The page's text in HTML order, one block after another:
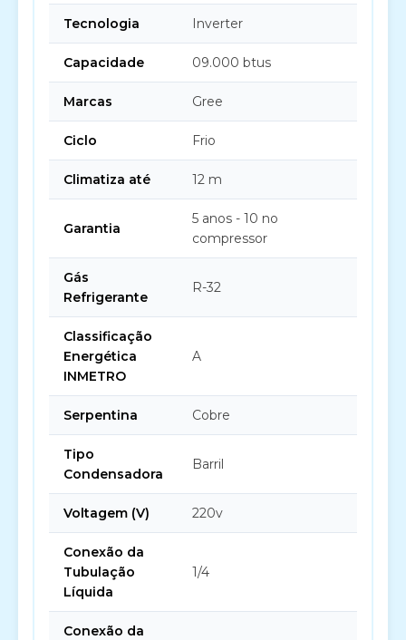
Tecnologia Inverter
Capacidade 09.000 btus
Marcas Gree
Ciclo Frio
Climatiza até 12 m
Garantia
5 anos - 10 no
compressor
Gás
Refrigerante
R-32
Classificação
Energética
INMETRO
A
Serpentina Cobre
Tipo
Condensadora
Barril
Voltagem (V) 220v
Conexão da
Tubulação
Líquida
1/4
Conexão da